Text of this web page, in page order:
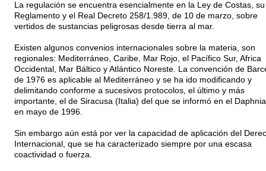
La regulación se encuentra esencialmente en la Ley de Costas, su
Reglamento y el Real Decreto 258/1.989, de 10 de marzo, sobre
vertidos de sustancias peligrosas desde tierra al mar.
Existen algunos convenios internacionales sobre la materia, son
regionales: Mediterráneo, Caribe, Mar Rojo, el Pacífico Sur, Africa
Occidental, Mar Báltico y Atlántico Noreste. La convención de
de 1976 es aplicable al Mediterráneo y se ha ido modificando y
delimitando conforme a sucesivos protocolos, el último y más
importante, el de Siracusa (Italia) del que se informó en el Daphnia
en mayo de 1996.
Sin embargo aún está por ver la capacidad de aplicación del
Internacional, que se ha caracterizado siempre por una escasa
coactividad o fuerza.